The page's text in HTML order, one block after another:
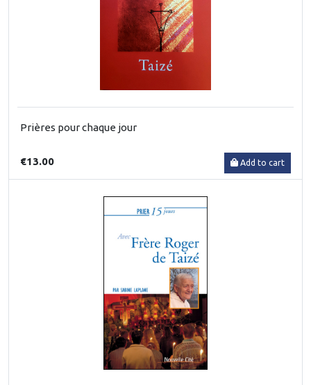
Prières pour chaque jour
€13.00 Add to cart